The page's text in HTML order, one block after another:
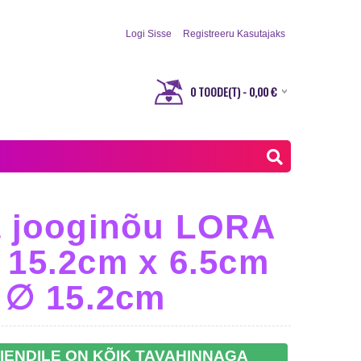
Logi Sisse Registreeru Kasutajaks
0TOODE(T) -0,00€
jooginõu LORA
x 6.5cm
15.2cm
ON KÕIK TAVAHINNAGA